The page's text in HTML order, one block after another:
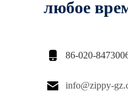
любое
 86-020-
 info@zippy-